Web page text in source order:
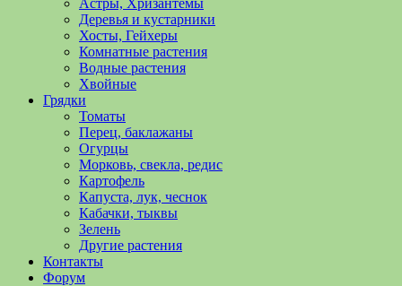
Астры, Хризантемы
Деревья и кустарники
Хосты, Гейхеры
Комнатные растения
Водные растения
Хвойные
Грядки
Томаты
Перец, баклажаны
Огурцы
Морковь, свекла, редис
Картофель
Капуста, лук, чеснок
Кабачки, тыквы
Зелень
Другие растения
Контакты
Форум